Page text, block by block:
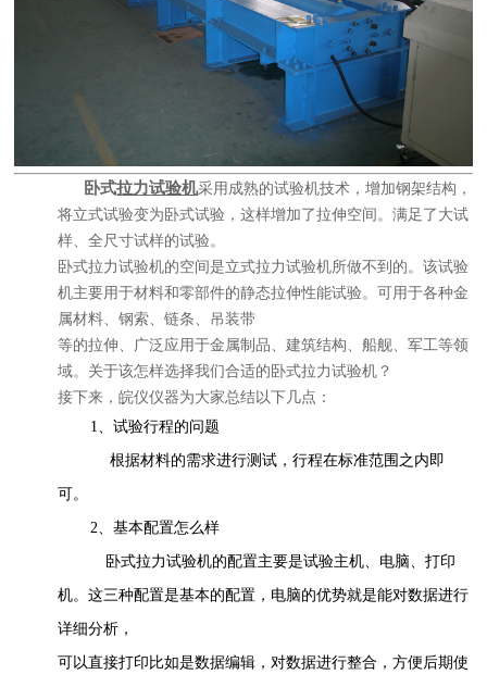
卧式拉力试验机采用成熟的试验机技术，增加钢架结构，
将立式试验变为卧式试验，这样增加了拉伸空间。满足了大试
样、全尺寸试样的试验。
卧式拉力试验机的空间是立式拉力试验机所做不到的。该试验
机主要用于材料和零部件的静态拉伸性能试验。可用于各种金
属材料、钢索、链条、吊装带
等的拉伸、广泛应用于金属制品、建筑结构、船舰、军工等领
域。关于该怎样选择我们合适的卧式拉力试验机？
接下来，皖仪仪器为大家总结以下几点：
1、试验行程的问题
根据材料的需求进行测试，行程在标准范围之内即
可。
2、基本配置怎么样
卧式拉力试验机的配置主要是试验主机、电脑、打印
机。这三种配置是基本的配置，电脑的优势就是能对数据进行
详细分析，
可以直接打印比如是数据编辑，对数据进行整合，方便后期使